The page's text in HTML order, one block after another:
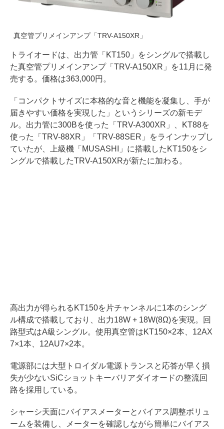
真空管プリメインアンプ「TRV-A150XR」
トライオードは、出力管「KT150」をシングルで搭載し
た真空管プリメインアンプ「TRV-A150XR」を11月に発
売する。価格は363,000円。
「コンパクトサイズに本格的な音と機能を凝集し、手が
届きやすい価格を実現した」というシリーズの新モデ
ル。出力管に300Bを使った「TRV-A300XR」、KT88を
使った「TRV-88XR」「TRV-88SER」をラインナップし
ていたが、上級機「MUSASHI」に搭載したKT150をシ
ングルで搭載したTRV-A150XRが新たに加わる。
高出力が得られるKT150を片チャンネルに1本のシング
ル構成で搭載しており、出力18W + 18W(8Ω)を実現。回
路型式はA級シングル。使用真空管はKT150×2本、12AX
7×1本、12AU7×2本。
電源部には大型トロイダル電源トランスと応答が早く損
失が少ないSiCショットキーバリアダイオードの整流回
路を採用している。
シャーシ天面にバイアスメーターとバイアス調整ボリュ
ームを装備し、メーターを確認しながら簡単にバイアス